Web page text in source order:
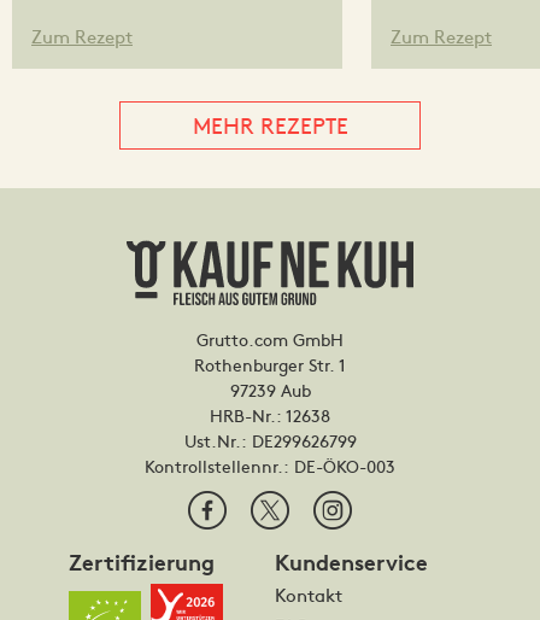
Zum Rezept Zum Rezept
MEHR REZEPTE
Grutto.com GmbH
Rothenburger Str. 1
97239 Aub
HRB-Nr.: 12638
Ust.Nr.: DE299626799
Kontrollstellennr.: DE-ÖKO-003
Zertifizierung
Kundenservice
Kontakt